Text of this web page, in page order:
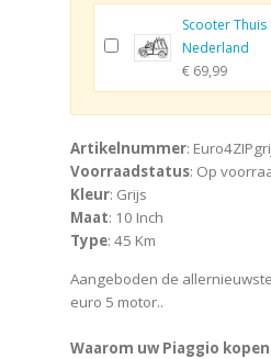
Scooter
Nederland
€ 69,99
Artikelnummer:
Voorraadstatus: Op
Kleur: Grijs
Maat: 10 Inch
Type: 45 Km
Aangeboden de
euro 5 motor..
Waarom uw Piaggio